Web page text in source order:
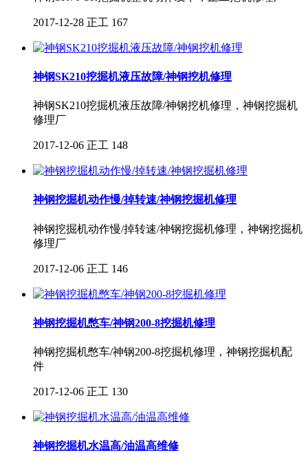
2017-12-28 正工 167
神钢SK210挖掘机液压故障/神钢挖机修理
神钢SK210挖掘机液压故障/神钢挖机修理，神钢挖掘机
修理厂
2017-12-06 正工 148
神钢挖掘机动作慢/掉转速/神钢挖掘机修理
神钢挖掘机动作慢/掉转速/神钢挖掘机修理，神钢挖掘机
修理厂
2017-12-06 正工 146
神钢挖掘机憋车/神钢200-8挖掘机修理
神钢挖掘机憋车/神钢200-8挖掘机修理，神钢挖掘机配
件
2017-12-06 正工 130
神钢挖掘机水温高/油温高维修